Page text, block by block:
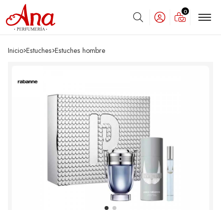
Buscar
0
Inicio estuches estuches hombre